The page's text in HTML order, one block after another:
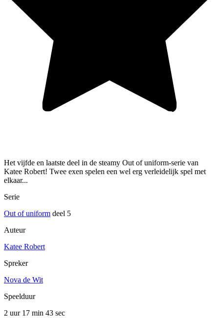
Het vijfde en laatste deel in de steamy Out of uniform-serie van
Katee Robert! Twee exen spelen een wel erg verleidelijk spel met
elkaar...
Serie
Out of uniform deel 5
Auteur
Katee Robert
Spreker
Nova de Wit
Speelduur
2 uur 17 min 43 sec